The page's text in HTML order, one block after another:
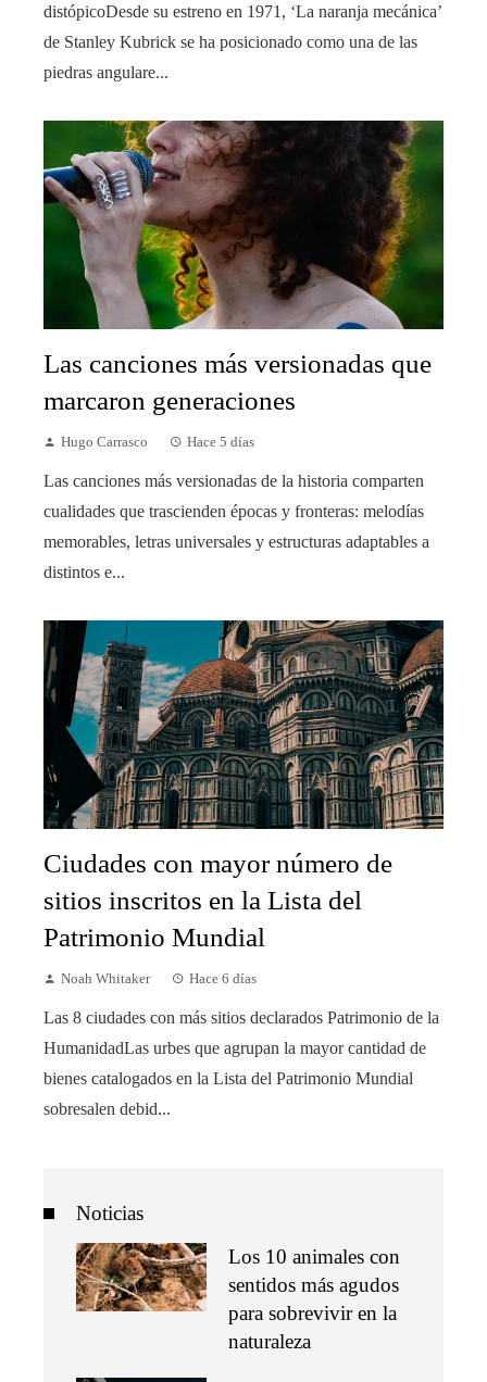
distópicoDesde su estreno en 1971, ‘La naranja mecánica’
de Stanley Kubrick se ha posicionado como una de las
piedras angulare...
Las canciones más versionadas que
marcaron generaciones
Hugo Carrasco Hace 5 días
Las canciones más versionadas de la historia comparten
cualidades que trascienden épocas y fronteras: melodías
memorables, letras universales y estructuras adaptables a
distintos e...
Ciudades con mayor número de
sitios inscritos en la Lista del
Patrimonio Mundial
Noah Whitaker Hace 6 días
Las 8 ciudades con más sitios declarados Patrimonio de la
HumanidadLas urbes que agrupan la mayor cantidad de
bienes catalogados en la Lista del Patrimonio Mundial
sobresalen debid...
Noticias
Los 10 animales con
sentidos más agudos
para sobrevivir en la
naturaleza